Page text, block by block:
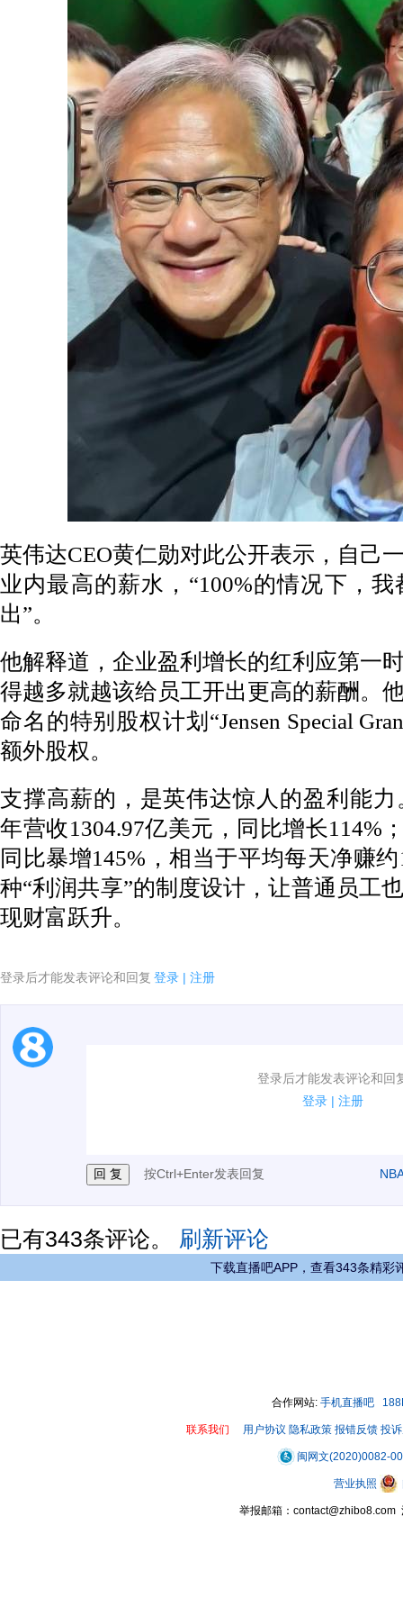
英伟达CEO黄仁勋对此公开表示，自己
业内最高的薪水，“100%的情况下，
出”。
他解释道，企业盈利增长的红利应第一
得越多就越该给员工开出更高的薪酬。
命名的特别股权计划“Jensen Special
额外股权。
支撑高薪的，是英伟达惊人的盈利能
年营收1304.97亿美元，同比增长114%
同比暴增145%，相当于平均每天净赚
种“利润共享”的制度设计，让普通员工
现财富跃升。
登录后才能发表评论和回复 登录 | 注册
登录后才能发表评论和回
登录 | 注册
1.电脑端新用户可以发表评论了！
按Ctrl+Enter发表回复
已有343条评论。 刷新评论
下载直播吧APP，查看343条精彩
合作网站: 手机直播吧
联系我们 用户协议 隐私政策 报错反馈 投
闽网文(2020)0082-
营业执照
举报邮箱：